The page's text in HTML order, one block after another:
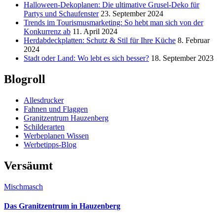
Halloween-Dekoplanen: Die ultimative Grusel-Deko für
Partys und Schaufenster 23. September 2024
Trends im Tourismusmarketing: So hebt man sich von der
Konkurrenz ab 11. April 2024
Herdabdeckplatten: Schutz & Stil für Ihre Küche 8. Februar
2024
Stadt oder Land: Wo lebt es sich besser? 18. September 2023
Blogroll
Allesdrucker
Fahnen und Flaggen
Granitzentrum Hauzenberg
Schilderarten
Werbeplanen Wissen
Werbetipps-Blog
Versäumt
Mischmasch
Das Granitzentrum in Hauzenberg